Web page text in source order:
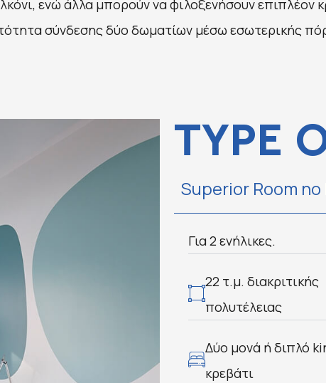
ενώ άλλα μπορούν να φιλοξενήσουν επιπλέον
σύνδεσης δύο δωματίων μέσω εσωτερικής
TYPE
Superior Room
Για 2 ενήλικες.
22 τ.μ. διακριτικής
πολυτέλειας
Δύο μονά ή διπλό
κρεβάτι